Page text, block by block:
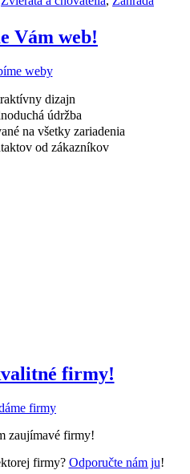
Vám web!
dizajn
údržba
na všetky zariadenia
od zákazníkov
firmy!
zaujímavé firmy!
firmy? Odporučte nám ju!